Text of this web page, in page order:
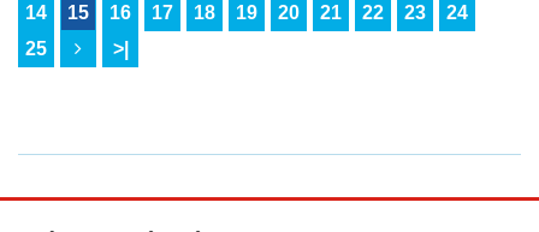
14
15 16 17 18 19 20 21 22 23
24
25
>|